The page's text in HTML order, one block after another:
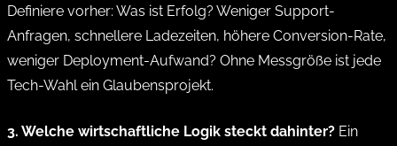
Definiere vorher: Was ist Erfolg? Weniger Support-
Anfragen, schnellere Ladezeiten, höhere Conversion-Rate,
weniger Deployment-Aufwand? Ohne Messgröße ist jede
Tech-Wahl ein Glaubensprojekt.
3. Welche wirtschaftliche Logik steckt dahinter? Ein